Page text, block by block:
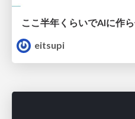
ここ半年くらいでAIに作
eitsupi